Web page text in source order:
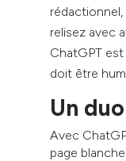
relisez avec
ChatGPT
doit être
Un
Avec
page